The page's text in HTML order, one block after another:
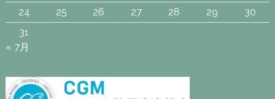
24
25 26 27 28 29
30
31
« 7月